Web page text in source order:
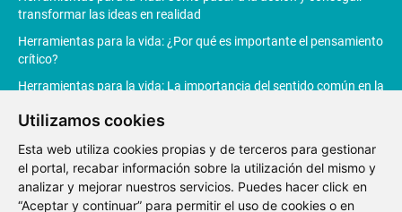
Utilizamos cookies
Esta web utiliza cookies propias y de terceros para gestionar
el portal, recabar información sobre la utilización del mismo y
analizar y mejorar nuestros servicios. Puedes hacer click en
“Aceptar y continuar” para permitir el uso de cookies o en
transformar las ideas en realidad
Herramientas para la vida: ¿Por qué es importante el pensamiento
crítico?
Herramientas para la vida: La importancia del sentido común en la
Herramientas para la vida: La Inteligencia Artificial revoluciona la
productividad